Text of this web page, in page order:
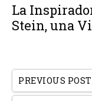
La
Stein, una
PREVIOUS POST